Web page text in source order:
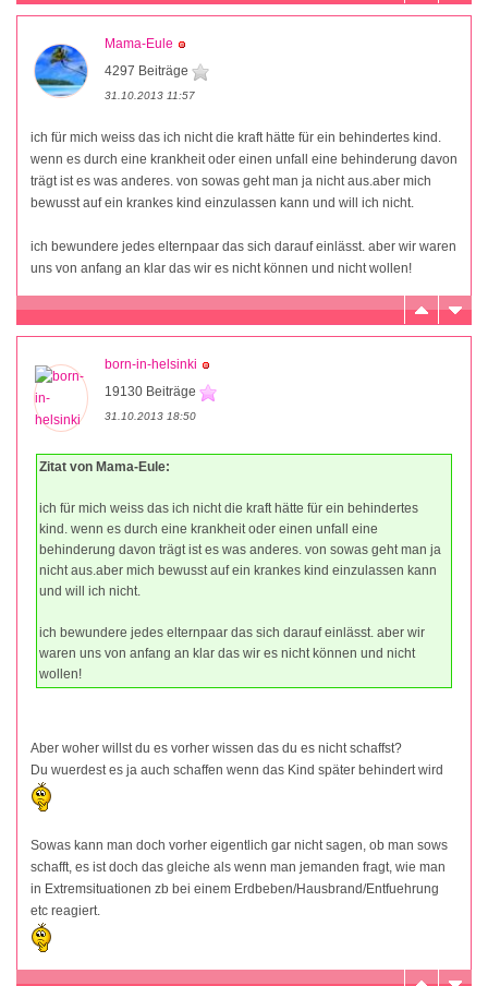
Mama-Eule
4297 Beiträge
31.10.2013 11:57
ich für mich weiss das ich nicht die kraft hätte für ein behindertes kind.
wenn es durch eine krankheit oder einen unfall eine behinderung davon
trägt ist es was anderes. von sowas geht man ja nicht aus.aber mich
bewusst auf ein krankes kind einzulassen kann und will ich nicht.
ich bewundere jedes elternpaar das sich darauf einlässt. aber wir waren
uns von anfang an klar das wir es nicht können und nicht wollen!
born-in-helsinki
19130 Beiträge
31.10.2013 18:50
Zitat von Mama-Eule:
ich für mich weiss das ich nicht die kraft hätte für ein behindertes
kind. wenn es durch eine krankheit oder einen unfall eine
behinderung davon trägt ist es was anderes. von sowas geht man ja
nicht aus.aber mich bewusst auf ein krankes kind einzulassen kann
und will ich nicht.
ich bewundere jedes elternpaar das sich darauf einlässt. aber wir
waren uns von anfang an klar das wir es nicht können und nicht
wollen!
Aber woher willst du es vorher wissen das du es nicht schaffst?
Du wuerdest es ja auch schaffen wenn das Kind später behindert wird
Sowas kann man doch vorher eigentlich gar nicht sagen, ob man sows
schafft, es ist doch das gleiche als wenn man jemanden fragt, wie man
in Extremsituationen zb bei einem Erdbeben/Hausbrand/Entfuehrung
etc reagiert.